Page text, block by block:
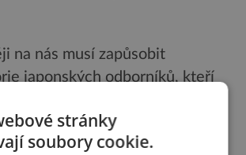
na nás musí zapůsobit
japonských odborníků, kteří
může za určitých
už koncem tohoto století!.
oceánské vody do vesmíru.
stránky
soubory cookie.